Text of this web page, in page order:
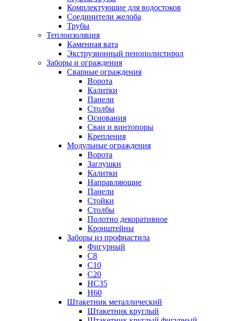
Комплектующие для водостоков
Соединители желоба
Трубы
Теплоизоляция
Каменная вата
Экструзионный пенополистирол
Заборы и ограждения
Сварные ограждения
Ворота
Калитки
Панели
Столбы
Основания
Сваи и винтопоры
Крепления
Модульные ограждения
Ворота
Заглушки
Калитки
Направляющие
Панели
Стойки
Столбы
Полотно декоративное
Кронштейны
Заборы из профнастила
Фигурный
С8
С10
С20
НС35
Н60
Штакетник металлический
Штакетник круглый